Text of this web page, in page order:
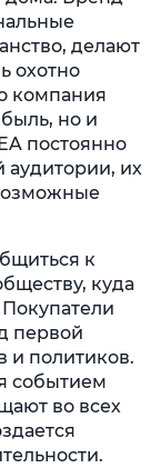
делают
охотно
компания
но и
постоянно
аудитории, их
к
куда
первой
и политиков.
событием
во всех